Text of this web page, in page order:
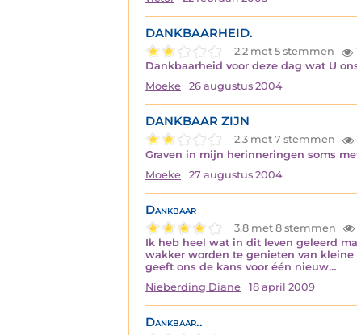
DANKBAARHEID.
2.2 met 5 stemmen
Dankbaarheid voor deze dag wat U
Moeke
26 augustus 2004
DANKBAAR ZIJN
2.3 met 7 stemmen
Graven in mijn herinneringen soms
Moeke
27 augustus 2004
Dankbaar
3.8 met 8 stemmen
Ik heb heel wat in dit leven geleerd
wakker worden te genieten van
geeft ons de kans voor één nieuw…
Nieberding Diane
18 april 2009
Dankbaar..